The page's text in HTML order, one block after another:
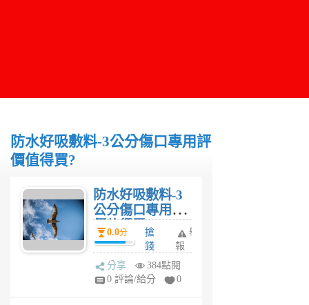
防水好吸敷料-3公分傷口專用評
價值得買?
防水好吸敷料-3
公分傷口專用評
價值得買?
0.0分
搶
錢
人
2
舉
報
分享
384點閱
0 評論/給分
0